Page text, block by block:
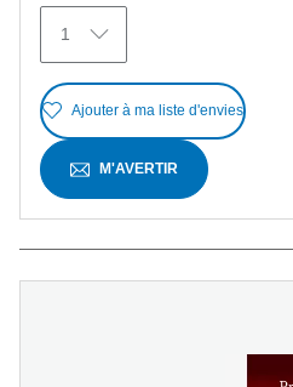
avis
1
Ajouter à ma liste d'envies
M'AVERTIR